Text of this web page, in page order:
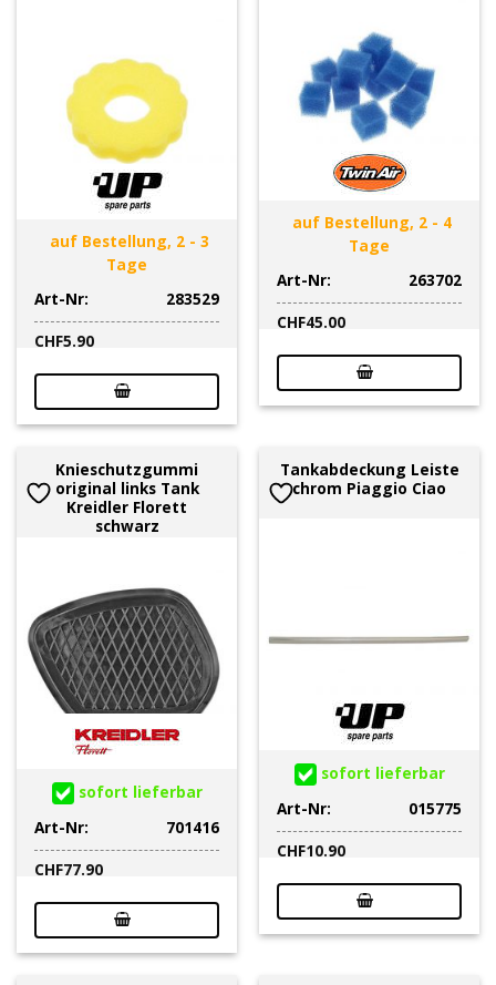
auf Bestellung, 2 - 3
Tage
Art-Nr:
283529
CHF5.90
auf Bestellung, 2 - 4
Tage
Art-Nr:
263702
CHF45.00
Knieschutzgummi
original links Tank
Kreidler Florett
schwarz
sofort lieferbar
Art-Nr:
701416
CHF77.90
Tankabdeckung Leiste
chrom Piaggio Ciao
sofort lieferbar
Art-Nr:
015775
CHF10.90